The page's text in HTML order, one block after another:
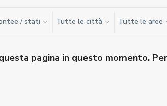
/ stati Tutte le città Tutte le aree
pagina in questo momento.